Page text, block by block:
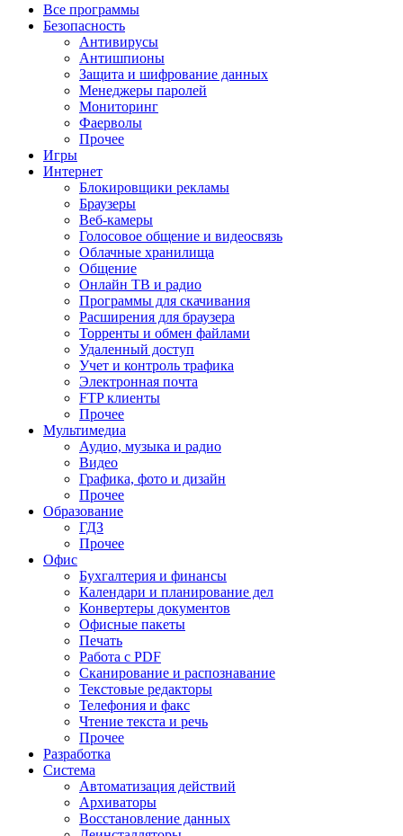
Все программы
Безопасность
Антивирусы
Антишпионы
Защита и шифрование данных
Менеджеры паролей
Мониторинг
Фаерволы
Прочее
Игры
Интернет
Блокировщики рекламы
Браузеры
Веб-камеры
Голосовое общение и видеосвязь
Облачные хранилища
Общение
Онлайн ТВ и радио
Программы для скачивания
Расширения для браузера
Торренты и обмен файлами
Удаленный доступ
Учет и контроль трафика
Электронная почта
FTP клиенты
Прочее
Мультимедиа
Аудио, музыка и радио
Видео
Графика, фото и дизайн
Прочее
Образование
ГДЗ
Прочее
Офис
Бухгалтерия и финансы
Календари и планирование дел
Конвертеры документов
Офисные пакеты
Печать
Работа с PDF
Сканирование и распознавание
Текстовые редакторы
Телефония и факс
Чтение текста и речь
Прочее
Разработка
Система
Автоматизация действий
Архиваторы
Восстановление данных